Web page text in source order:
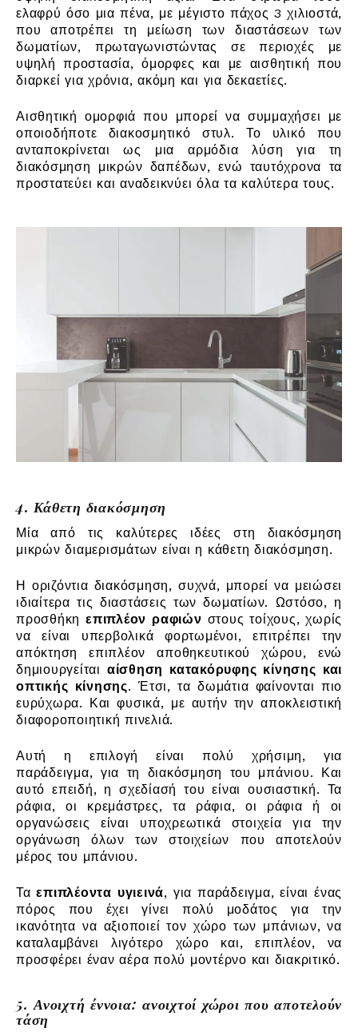
ελαφρύ όσο μια πένα, με μέγιστο πάχος 3 χιλιοστά,
που αποτρέπει τη μείωση των διαστάσεων των
δωματίων, πρωταγωνιστώντας σε περιοχές με
υψηλή προστασία, όμορφες και με αισθητική που
διαρκεί για χρόνια, ακόμη και για δεκαετίες.
Αισθητική ομορφιά που μπορεί να συμμαχήσει με
οποιοδήποτε διακοσμητικό στυλ. Το υλικό που
ανταποκρίνεται ως μια αρμόδια λύση για τη
διακόσμηση μικρών δαπέδων, ενώ ταυτόχρονα τα
προστατεύει και αναδεικνύει όλα τα καλύτερα τους.
4. Κάθετη διακόσμηση
Μία από τις καλύτερες ιδέες στη διακόσμηση
μικρών διαμερισμάτων είναι η κάθετη διακόσμηση.
Η οριζόντια διακόσμηση, συχνά, μπορεί να μειώσει
ιδιαίτερα τις διαστάσεις των δωματίων. Ωστόσο, η
προσθήκη επιπλέον ραφιών στους τοίχους, χωρίς
να είναι υπερβολικά φορτωμένοι, επιτρέπει την
απόκτηση επιπλέον αποθηκευτικού χώρου, ενώ
δημιουργείται αίσθηση κατακόρυφης κίνησης και
οπτικής κίνησης. Έτσι, τα δωμάτια φαίνονται πιο
ευρύχωρα. Και φυσικά, με αυτήν την αποκλειστική
διαφοροποιητική πινελιά.
Αυτή η επιλογή είναι πολύ χρήσιμη, για
παράδειγμα, για τη διακόσμηση του μπάνιου. Και
αυτό επειδή, η σχεδίασή του είναι ουσιαστική. Τα
ράφια, οι κρεμάστρες, τα ράφια, οι ράφια ή οι
οργανώσεις είναι υποχρεωτικά στοιχεία για την
οργάνωση όλων των στοιχείων που αποτελούν
μέρος του μπάνιου.
Ταεπιπλέοντα υγιεινά, για παράδειγμα, είναι ένας
πόρος που έχει γίνει πολύ μοδάτος για την
ικανότητα να αξιοποιεί τον χώρο των μπάνιων, να
καταλαμβάνει λιγότερο χώρο και, επιπλέον, να
προσφέρει έναν αέρα πολύ μοντέρνο και διακριτικό.
5. Ανοιχτή έννοια: ανοιχτοί χώροι που αποτελούν
τάση